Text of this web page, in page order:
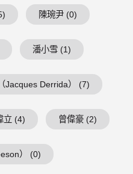
陳琬尹 (0)
潘小雪 (1)
Jacques Derrida） (7)
立 (4) 曾偉豪 (2)
） (0)